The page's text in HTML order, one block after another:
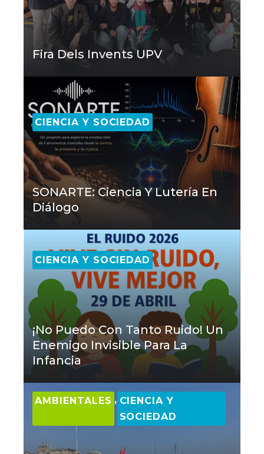
Fira Dels Invents UPV
CIENCIA Y SOCIEDAD
SONARTE: Ciencia Y Lutería En
Diálogo
CIENCIA Y SOCIEDAD
¡No Puedo Con Tanto Ruido! Un
Enemigo Invisible Para La
Infancia
AMBIENTALES , CIENCIA Y
SOCIEDAD